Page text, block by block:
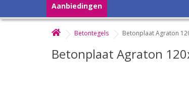
Aanbiedingen
Betontegels Betonplaat Agraton
Betonplaat Agraton